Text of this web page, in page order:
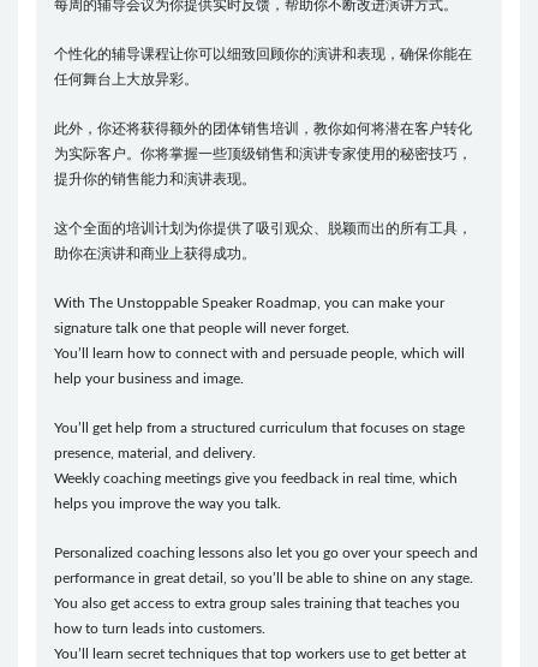
每周的辅导会议为你提供实时反馈，帮助你不断改进演讲方式。
个性化的辅导课程让你可以细致回顾你的演讲和表现，确保你能在
任何舞台上大放异彩。
此外，你还将获得额外的团体销售培训，教你如何将潜在客户转化
为实际客户。你将掌握一些顶级销售和演讲专家使用的秘密技巧，
提升你的销售能力和演讲表现。
这个全面的培训计划为你提供了吸引观众、脱颖而出的所有工具，
助你在演讲和商业上获得成功。
With The Unstoppable Speaker Roadmap, you can make your
signature talk one that people will never forget.
You’ll learn how to connect with and persuade people, which will
help your business and image.
You’ll get help from a structured curriculum that focuses on stage
presence, material, and delivery.
Weekly coaching meetings give you feedback in real time, which
helps you improve the way you talk.
Personalized coaching lessons also let you go over your speech and
performance in great detail, so you’ll be able to shine on any stage.
You also get access to extra group sales training that teaches you
how to turn leads into customers.
You’ll learn secret techniques that top workers use to get better at